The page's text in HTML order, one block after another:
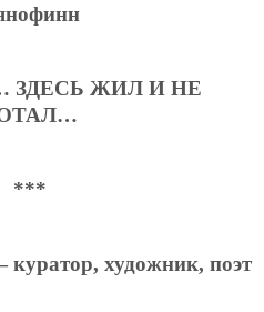
ЗДЕСЬ ЖИЛ И НЕ
***
художник, поэт